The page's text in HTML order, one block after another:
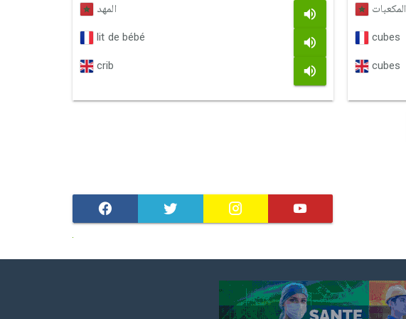
المهد
lit de bébé
crib
المكعبات
cubes
cubes